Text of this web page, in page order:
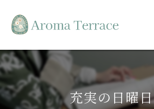
充実の日曜日